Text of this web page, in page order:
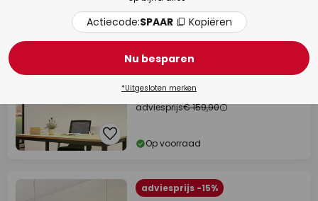
Levertijd: 6 - 10 werkdagen
Arcchio LED hanglamp Cuna, zwart,
€ 139,90
adviesprijs€ 159,90
Op voorraad
adviesprijs -15%
Actiecode:SPAAR Kopiëren
Nu besparen
*Uitgesloten merken